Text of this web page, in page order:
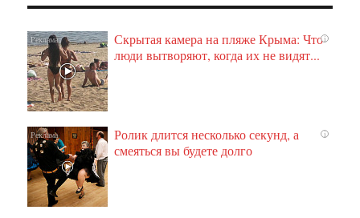
i
Скрытая камера на пляже Крыма: Что
люди вытворяют, когда их не видят...
i
Ролик длится несколько секунд, а
смеяться вы будете долго